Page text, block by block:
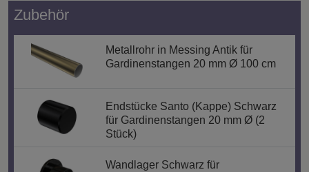
Zubehör
Metallrohr in Messing Antik für
Gardinenstangen 20 mm Ø 100 cm
Endstücke Santo (Kappe) Schwarz
für Gardinenstangen 20 mm Ø (2
Stück)
Wandlager Schwarz für